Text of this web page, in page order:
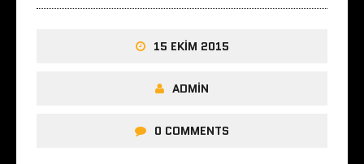
15 EKIM 2015
ADMIN
0 COMMENTS